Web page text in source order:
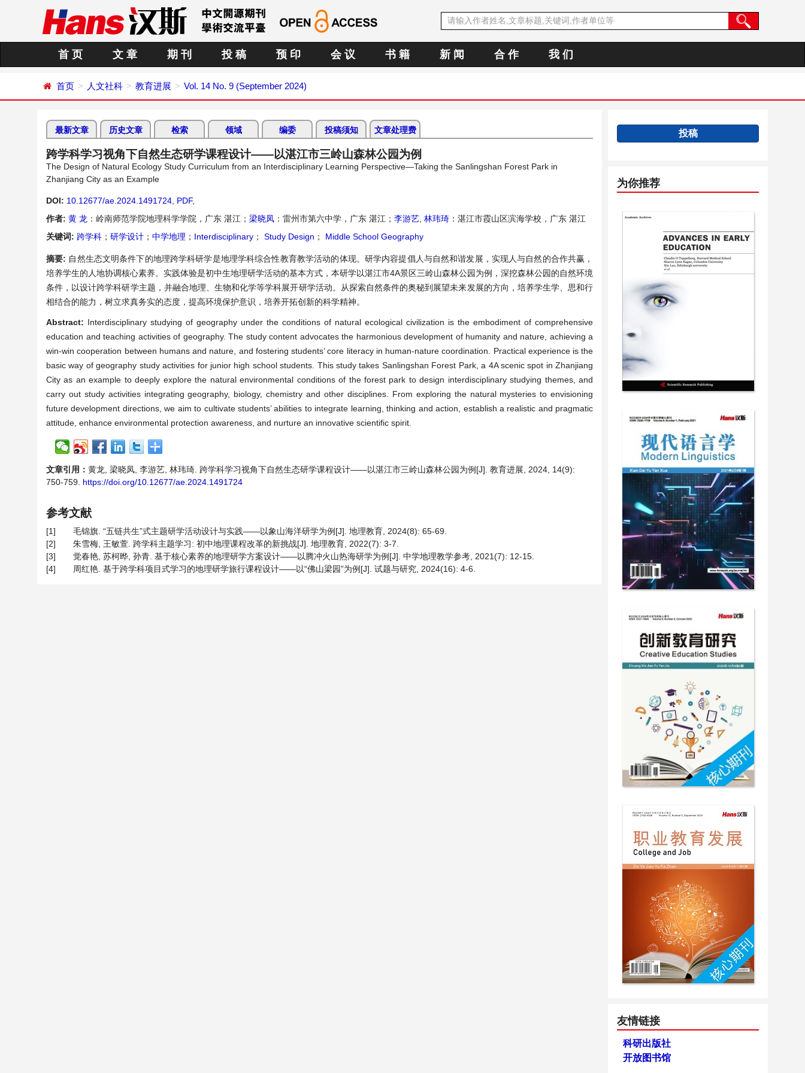
首 页 文 章 期 刊 投 稿 预 印 会 议 书 籍 新 闻 合 作 我 们
首页 人文社科 教育进展 Vol. 14 No. 9 (September 2024)
最新文章 历史文章 检索 领域 编委 投稿须知 文章处理费
跨学科学习视角下自然生态研学课程设计——以湛江市三岭山森林公园为例
The Design of Natural Ecology Study Curriculum from an Interdisciplinary Learning Perspective—Taking the Sanlingshan Forest Park in
Zhanjiang City as an Example
DOI: 10.12677/ae.2024.1491724 PDF,
作者: 黄 龙 ：岭南师范学院地理科学学院，广东 湛江； 梁晓凤 ：雷州市第六中学，广东 湛江； 李游艺 林玮琦 ：湛江市霞山区滨海学校，广东 湛江
关键词: 跨学科 ； 研学设计 ； 中学地理 ； Interdisciplinary ； Study Design ； Middle School Geography
摘要: 自然生态文明条件下的地理跨学科研学是地理学科综合性教育教学活动的体现。研学内容提倡人与自然和谐发展，实现人与自然的合作共赢，
培养学生的人地协调核心素养。实践体验是初中生地理研学活动的基本方式，本研学以湛江市4A景区三岭山森林公园为例，深挖森林公园的自然环境
条件，以设计跨学科研学主题，并融合地理、生物和化学等学科展开研学活动。从探索自然条件的奥秘到展望未来发展的方向，培养学生学、思和行
相结合的能力，树立求真务实的态度，提高环境保护意识，培养开拓创新的科学精神。
Abstract: Interdisciplinary studying of geography under the conditions of natural ecological civilization is the embodiment of comprehensive
education and teaching activities of geography. The study content advocates the harmonious development of humanity and nature, achieving a
win-win cooperation between humans and nature, and fostering students’ core literacy in human-nature coordination. Practical experience is the
basic way of geography study activities for junior high school students. This study takes Sanlingshan Forest Park, a 4A scenic spot in Zhanjiang
City as an example to deeply explore the natural environmental conditions of the forest park to design interdisciplinary studying themes, and
carry out study activities integrating geography, biology, chemistry and other disciplines. From exploring the natural mysteries to envisioning
future development directions, we aim to cultivate students’ abilities to integrate learning, thinking and action, establish a realistic and pragmatic
attitude, enhance environmental protection awareness, and nurture an innovative scientific spirit.
文章引用： 黄龙, 梁晓凤, 李游艺, 林玮琦. 跨学科学习视角下自然生态研学课程设计——以湛江市三岭山森林公园为例[J]. 教育进展, 2024, 14(9):
750-759. https://doi.org/10.12677/ae.2024.1491724
参考文献
[1]
毛锦旗. “五链共生”式主题研学活动设计与实践——以象山海洋研学为例[J]. 地理教育, 2024(8): 65-69.
[2]
朱雪梅, 王敏萱. 跨学科主题学习: 初中地理课程改革的新挑战[J]. 地理教育, 2022(7): 3-7.
[3]
觉春艳, 苏柯晔, 孙青. 基于核心素养的地理研学方案设计——以腾冲火山热海研学为例[J]. 中学地理教学参考, 2021(7): 12-15.
[4]
周红艳. 基于跨学科项目式学习的地理研学旅行课程设计——以“佛山梁园”为例[J]. 试题与研究, 2024(16): 4-6.
投稿
为你推荐
友情链接
科研出版社
开放图书馆